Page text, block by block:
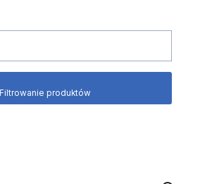
Filtrowanie produktów